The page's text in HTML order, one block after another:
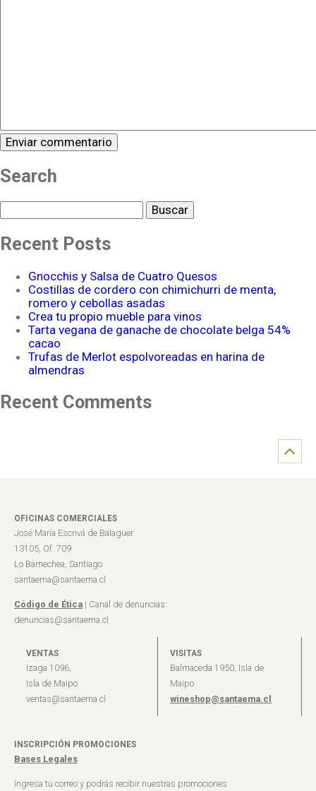
Search
Recent Posts
Gnocchis y Salsa de Cuatro Quesos
Costillas de cordero con chimichurri de menta,
romero y cebollas asadas
Crea tu propio mueble para vinos
Tarta vegana de ganache de chocolate belga 54%
cacao
Trufas de Merlot espolvoreadas en harina de
almendras
Recent Comments
OFICINAS COMERCIALES
José María Escrivá de Balaguer
13105, Of. 709
Lo Barnechea, Santiago
santaema@santaema.cl
Código de Ética | Canal de denuncias:
denuncias@santaema.cl
VENTAS
Izaga 1096,
Isla de Maipo
ventas@santaema.cl
VISITAS
Balmaceda 1950, Isla de
Maipo
wineshop@santaema.cl
INSCRIPCIÓN PROMOCIONES
Bases Legales
Ingresa tu correo y podrás recibir nuestras promociones